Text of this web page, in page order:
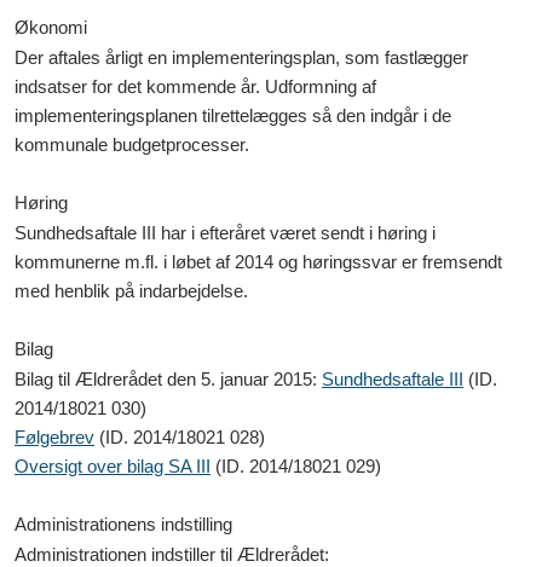
Økonomi
Der aftales årligt en implementeringsplan, som fastlægger
indsatser for det kommende år. Udformning af
implementeringsplanen tilrettelægges så den indgår i de
kommunale budgetprocesser.
Høring
Sundhedsaftale III har i efteråret været sendt i høring i
kommunerne m.fl. i løbet af 2014 og høringssvar er fremsendt
med henblik på indarbejdelse.
Bilag
Bilag til Ældrerådet den 5. januar 2015: Sundhedsaftale III (ID.
2014/18021 030)
Følgebrev (ID. 2014/18021 028)
Oversigt over bilag SA III (ID. 2014/18021 029)
Administrationens indstilling
Administrationen indstiller til Ældrerådet: